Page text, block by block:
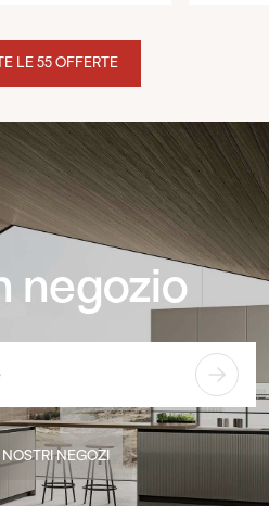
LE 55 OFFERTE
negozio
NEGOZI